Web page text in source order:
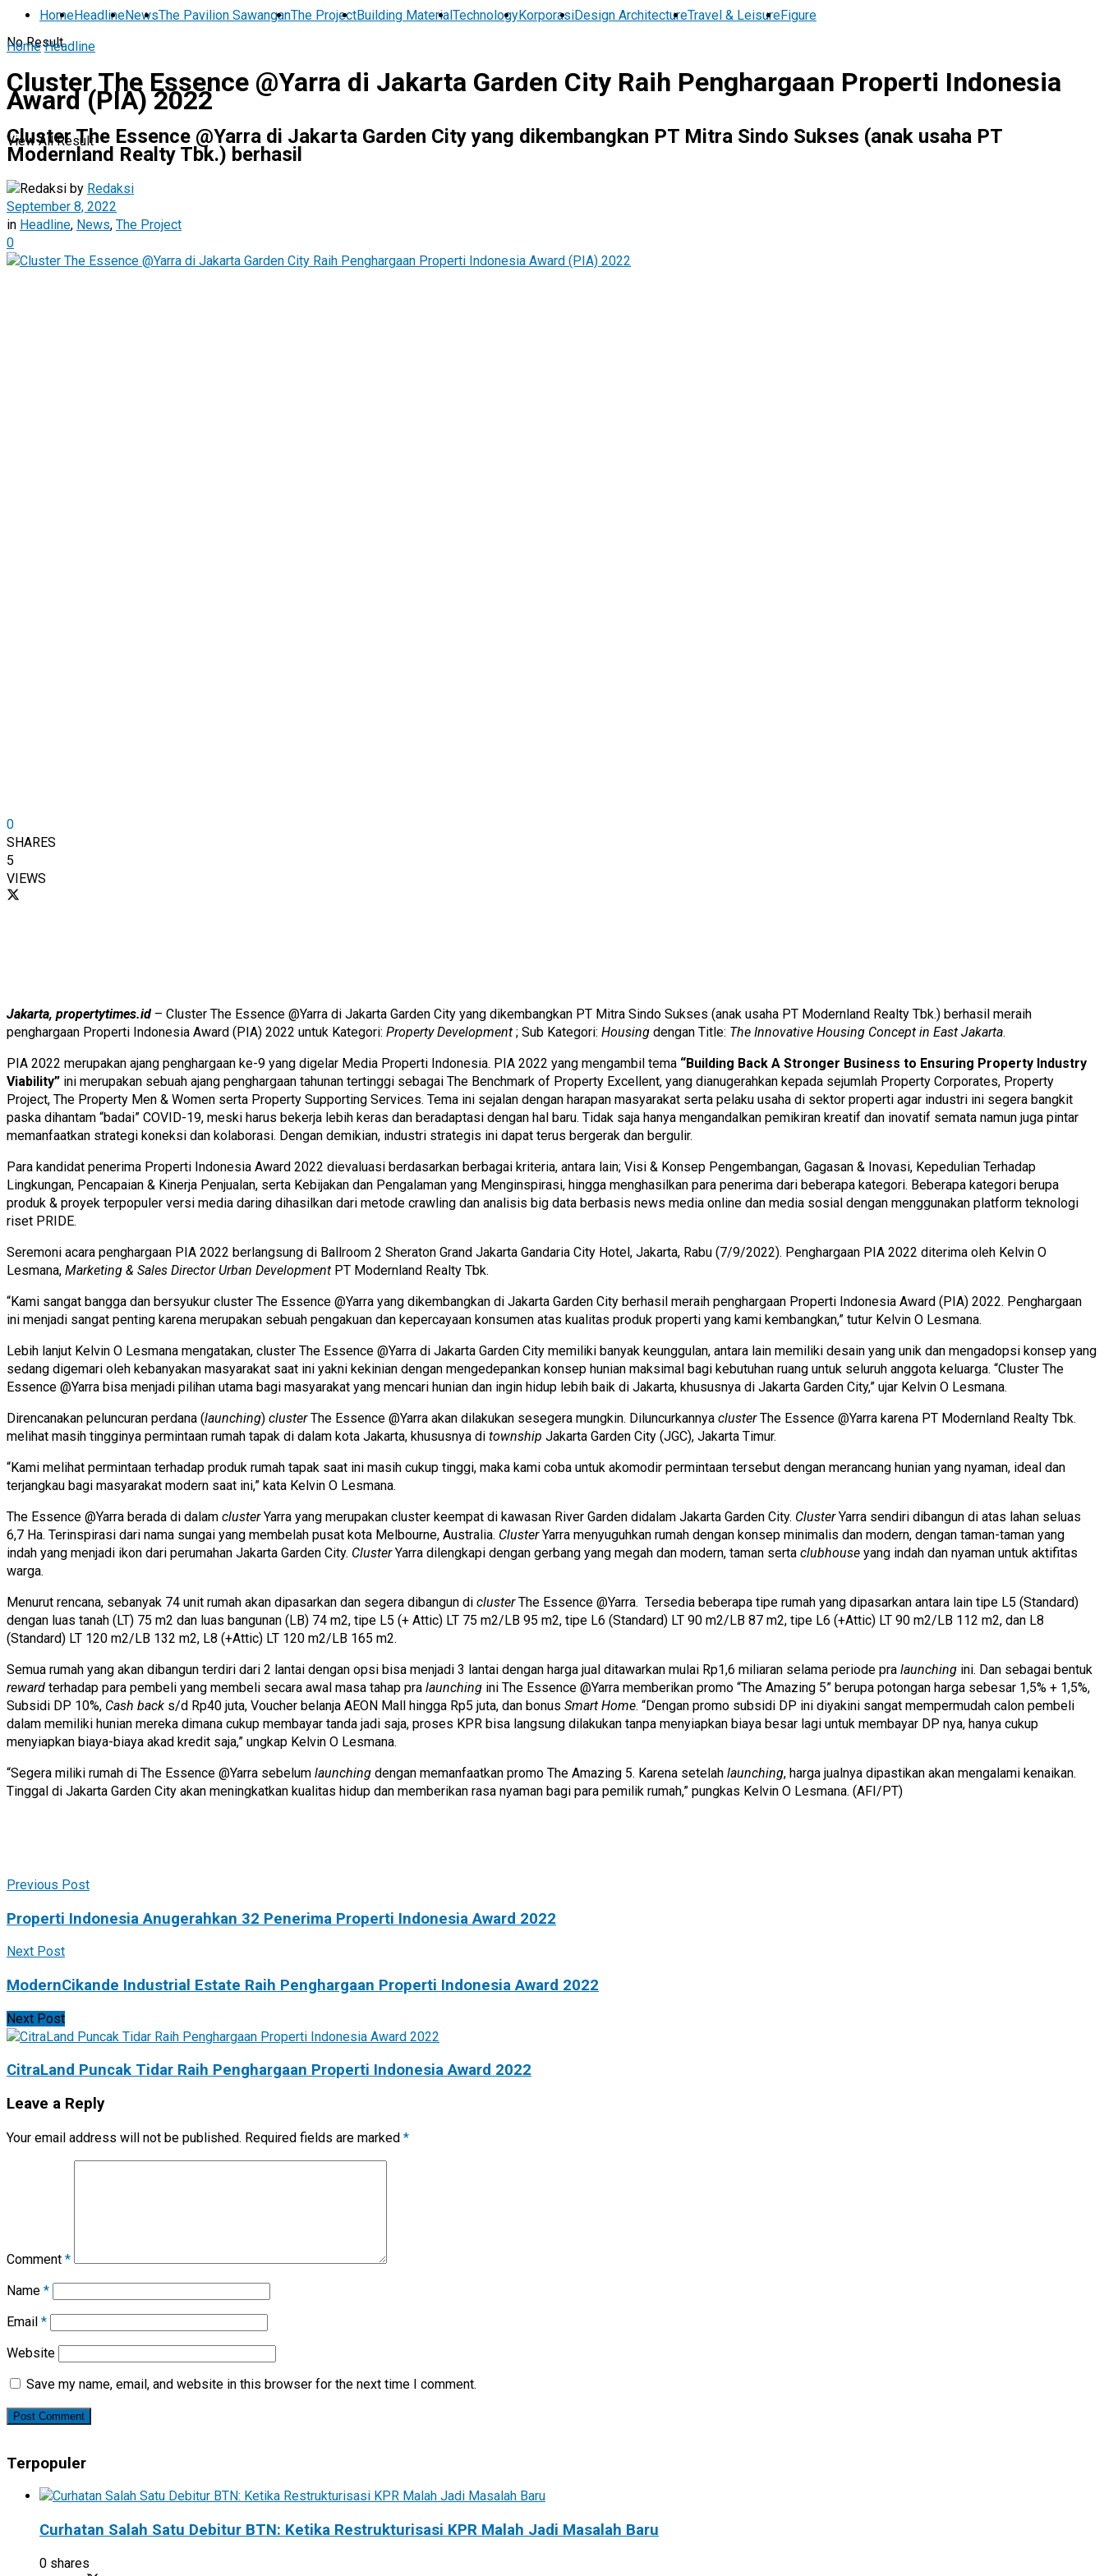
No Result
View All Result
HomeHeadlineNewsThe Pavilion SawanganThe ProjectBuilding MaterialTechnologyKorporasiDesign ArchitectureTravel & LeisureFigure
Home Headline
Cluster The Essence @Yarra di Jakarta Garden City Raih Penghargaan Properti Indonesia
Award (PIA) 2022
Cluster The Essence @Yarra di Jakarta Garden City yang dikembangkan PT Mitra Sindo Sukses (anak usaha PT
Modernland Realty Tbk.) berhasil
by Redaksi
September 8, 2022
in Headline, News, The Project
0
0
SHARES
5
VIEWS
Jakarta, propertytimes.id – Cluster The Essence @Yarra di Jakarta Garden City yang dikembangkan PT Mitra Sindo Sukses (anak usaha PT Modernland Realty Tbk.) berhasil meraih
penghargaan Properti Indonesia Award (PIA) 2022 untuk Kategori: Property Development ; Sub Kategori: Housing dengan Title: The Innovative Housing Concept in East Jakarta.
PIA 2022 merupakan ajang penghargaan ke-9 yang digelar Media Properti Indonesia. PIA 2022 yang mengambil tema “Building Back A Stronger Business to Ensuring Property Industry
Viability” ini merupakan sebuah ajang penghargaan tahunan tertinggi sebagai The Benchmark of Property Excellent, yang dianugerahkan kepada sejumlah Property Corporates, Property
Project, The Property Men & Women serta Property Supporting Services. Tema ini sejalan dengan harapan masyarakat serta pelaku usaha di sektor properti agar industri ini segera bangkit
paska dihantam “badai” COVID-19, meski harus bekerja lebih keras dan beradaptasi dengan hal baru. Tidak saja hanya mengandalkan pemikiran kreatif dan inovatif semata namun juga pintar
memanfaatkan strategi koneksi dan kolaborasi. Dengan demikian, industri strategis ini dapat terus bergerak dan bergulir.
Para kandidat penerima Properti Indonesia Award 2022 dievaluasi berdasarkan berbagai kriteria, antara lain; Visi & Konsep Pengembangan, Gagasan & Inovasi, Kepedulian Terhadap
Lingkungan, Pencapaian & Kinerja Penjualan, serta Kebijakan dan Pengalaman yang Menginspirasi, hingga menghasilkan para penerima dari beberapa kategori. Beberapa kategori berupa
produk & proyek terpopuler versi media daring dihasilkan dari metode crawling dan analisis big data berbasis news media online dan media sosial dengan menggunakan platform teknologi
riset PRIDE.
Seremoni acara penghargaan PIA 2022 berlangsung di Ballroom 2 Sheraton Grand Jakarta Gandaria City Hotel, Jakarta, Rabu (7/9/2022). Penghargaan PIA 2022 diterima oleh Kelvin O
Lesmana, Marketing & Sales Director Urban Development PT Modernland Realty Tbk.
“Kami sangat bangga dan bersyukur cluster The Essence @Yarra yang dikembangkan di Jakarta Garden City berhasil meraih penghargaan Properti Indonesia Award (PIA) 2022. Penghargaan
ini menjadi sangat penting karena merupakan sebuah pengakuan dan kepercayaan konsumen atas kualitas produk properti yang kami kembangkan,” tutur Kelvin O Lesmana.
Lebih lanjut Kelvin O Lesmana mengatakan, cluster The Essence @Yarra di Jakarta Garden City memiliki banyak keunggulan, antara lain memiliki desain yang unik dan mengadopsi konsep yang
sedang digemari oleh kebanyakan masyarakat saat ini yakni kekinian dengan mengedepankan konsep hunian maksimal bagi kebutuhan ruang untuk seluruh anggota keluarga. “Cluster The
Essence @Yarra bisa menjadi pilihan utama bagi masyarakat yang mencari hunian dan ingin hidup lebih baik di Jakarta, khususnya di Jakarta Garden City,” ujar Kelvin O Lesmana.
Direncanakan peluncuran perdana (launching) clusterThe Essence @Yarra akan dilakukan sesegera mungkin. Diluncurkannya clusterThe Essence @Yarra karena PT Modernland Realty Tbk.
melihat masih tingginya permintaan rumah tapak di dalam kota Jakarta, khususnya di township Jakarta Garden City (JGC), Jakarta Timur.
“Kami melihat permintaan terhadap produk rumah tapak saat ini masih cukup tinggi, maka kami coba untuk akomodir permintaan tersebut dengan merancang hunian yang nyaman, ideal dan
terjangkau bagi masyarakat modern saat ini,” kata Kelvin O Lesmana.
The Essence @Yarra berada di dalam clusterYarra yang merupakan cluster keempat di kawasan River Garden didalam Jakarta Garden City. ClusterYarra sendiri dibangun di atas lahan seluas
6,7 Ha. Terinspirasi dari nama sungai yang membelah pusat kota Melbourne, Australia. ClusterYarra menyuguhkan rumah dengan konsep minimalis dan modern, dengan taman-taman yang
indah yang menjadi ikon dari perumahan Jakarta Garden City. ClusterYarra dilengkapi dengan gerbang yang megah dan modern, taman serta clubhouse yang indah dan nyaman untuk aktifitas
warga.
Menurut rencana, sebanyak 74 unit rumah akan dipasarkan dan segera dibangun di clusterThe Essence @Yarra. Tersedia beberapa tipe rumah yang dipasarkan antara lain tipe L5 (Standard)
dengan luas tanah (LT) 75 m2 dan luas bangunan (LB) 74 m2, tipe L5 (+ Attic) LT 75 m2/LB 95 m2, tipe L6 (Standard) LT 90 m2/LB 87 m2, tipe L6 (+Attic) LT 90 m2/LB 112 m2, dan L8
(Standard) LT 120 m2/LB 132 m2, L8 (+Attic) LT 120 m2/LB 165 m2.
Semua rumah yang akan dibangun terdiri dari 2 lantai dengan opsi bisa menjadi 3 lantai dengan harga jual ditawarkan mulai Rp1,6 miliaran selama periode pra launching ini. Dan sebagai bentuk
reward terhadap para pembeli yang membeli secara awal masa tahap pra launching ini The Essence @Yarra memberikan promo “The Amazing 5” berupa potongan harga sebesar 1,5% + 1,5%,
Subsidi DP 10%, Cash back s/d Rp40 juta, Voucher belanja AEON Mall hingga Rp5 juta, dan bonus Smart Home. “Dengan promo subsidi DP ini diyakini sangat mempermudah calon pembeli
dalam memiliki hunian mereka dimana cukup membayar tanda jadi saja, proses KPR bisa langsung dilakukan tanpa menyiapkan biaya besar lagi untuk membayar DP nya, hanya cukup
menyiapkan biaya-biaya akad kredit saja,” ungkap Kelvin O Lesmana.
“Segera miliki rumah di The Essence @Yarra sebelum launching dengan memanfaatkan promo The Amazing 5. Karena setelah launching, harga jualnya dipastikan akan mengalami kenaikan.
Tinggal di Jakarta Garden City akan meningkatkan kualitas hidup dan memberikan rasa nyaman bagi para pemilik rumah,” pungkas Kelvin O Lesmana. (AFI/PT)
Previous Post
Properti Indonesia Anugerahkan 32 Penerima Properti Indonesia Award 2022
Next Post
ModernCikande Industrial Estate Raih Penghargaan Properti Indonesia Award 2022
Next Post
CitraLand Puncak Tidar Raih Penghargaan Properti Indonesia Award 2022
Leave a Reply
Your email address will not be published. Required fields are marked *
Comment *
Name *
Email *
Website
Save my name, email, and website in this browser for the next time I comment.
Terpopuler
Curhatan Salah Satu Debitur BTN: Ketika Restrukturisasi KPR Malah Jadi Masalah Baru
0 shares